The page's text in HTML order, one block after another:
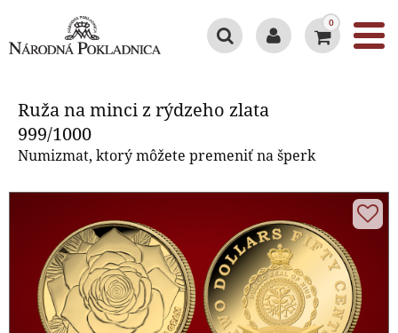
0
Ruža na minci z rýdzeho zlata
999/1000
Numizmat, ktorý môžete premeniť na šperk
Ruža na minci z rýdzeho zlata